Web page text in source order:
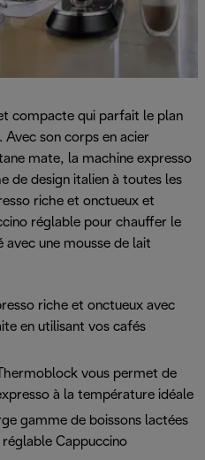
compacte qui parfait le plan
son corps en acier
mate, la machine expresso
de design italien à toutes les
riche et onctueux et
réglable pour chauffer le
une mousse de lait
riche et onctueux avec
en utilisant vos cafés
vous permet de
à la température idéale
gamme de boissons lactées
Cappuccino